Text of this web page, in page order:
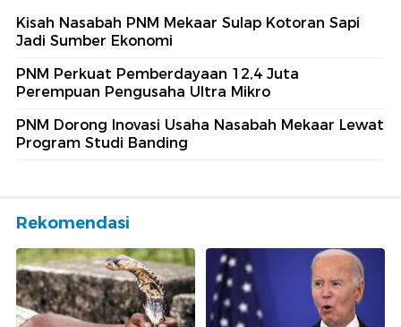
Kisah Nasabah PNM Mekaar Sulap Kotoran Sapi
Jadi Sumber Ekonomi
PNM Perkuat Pemberdayaan 12,4 Juta
Perempuan Pengusaha Ultra Mikro
PNM Dorong Inovasi Usaha Nasabah Mekaar Lewat
Program Studi Banding
Rekomendasi